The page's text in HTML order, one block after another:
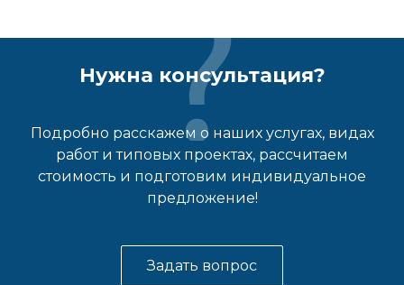
Нужна консультация?
Подробно расскажем о наших услугах, видах
работ и типовых проектах, рассчитаем
стоимость и подготовим индивидуальное
предложение!
Задать вопрос